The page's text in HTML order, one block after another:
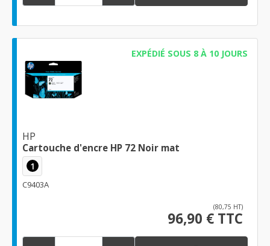
EXPÉDIÉ SOUS 8 À 10 JOURS
HP
Cartouche d'encre HP 72 Noir mat
1
C9403A
(80,75 HT)
96,90 € TTC